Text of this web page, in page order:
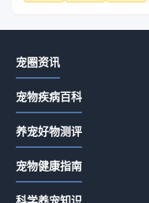
宠圈资讯
宠物疾病百科
养宠好物测评
宠物健康指南
科学养宠知识